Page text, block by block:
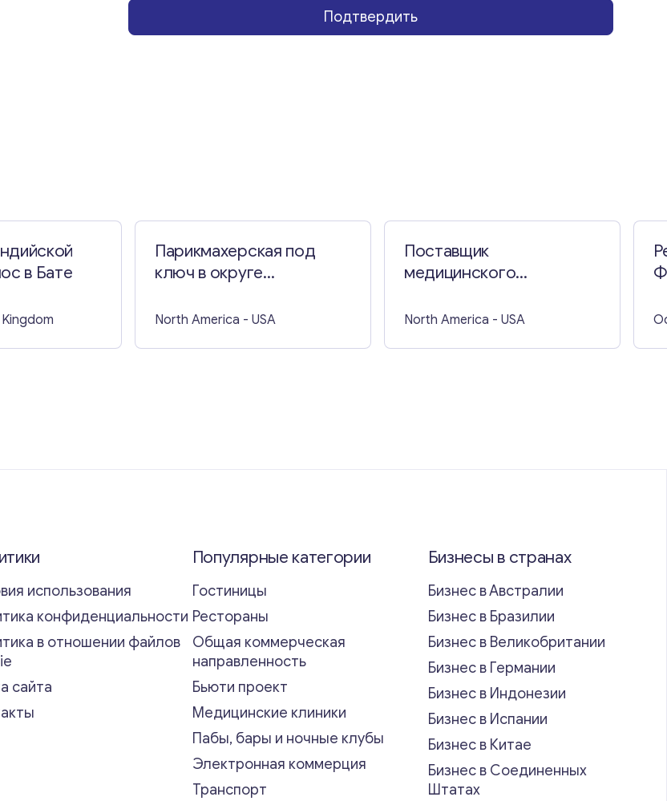
Подтвердить
в Бате
Парикмахерская под
ключ в округе
North America - USA
Поставщик
медицинского
North America - USA
использования
конфиденциальности
в отношении файлов
сайта
Популярные категории
Гостиницы
Рестораны
Общая коммерческая
направленность
Бьюти проект
Медицинские клиники
Пабы, бары и ночные клубы
Электронная коммерция
Транспорт
Бизнесы в странах
Бизнес в Австралии
Бизнес в Бразилии
Бизнес в Великобритании
Бизнес в Германии
Бизнес в Индонезии
Бизнес в Испании
Бизнес в Китае
Бизнес в Соединенных
Штатах